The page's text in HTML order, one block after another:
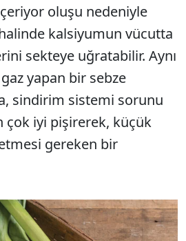
oluşu nedeniyle
kalsiyumun vücutta
sekteye uğratabilir. Aynı
yapan bir sebze
sindirim sistemi sorunu
çok iyi pişirerek, küçük
gereken bir